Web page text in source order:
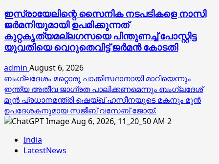
ഇസ്രായേലിന്റെ സൈനിക നടപടികളെ നാസി
ജര്‍മനിയുമായി ഉപമിക്കുന്നത്
കുറ്റകൃത്യമല്ലഗസയെ പിന്തുണച്ച് പോസ്റ്റിട്ട
യുവതിയെ വെറുതെവിട്ട് ജര്‍മന്‍ കോടതി
admin August 6, 2026
ബംഗ്ലദേശം മറ്റൊരു പാക്കിസ്ഥാനായി മാറിയെന്നും
ഇന്ത്യ അതീവ ജാഗ്രത പാലിക്കണമെന്നും ബംഗ്ലദേശ്
മുൻ പ്രധാനമന്ത്രി ഷെയ്ഖ് ഹസീനയുടെ മകനും മുൻ
ഉപദേശകനുമായ സജീബ് വസേബ് ജോയ്.
2
India
LatestNews